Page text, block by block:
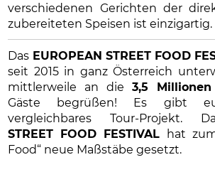
verschiedenen Gerichten der
zubereiteten Speisen ist einzigartig.
Das EUROPEAN STREET FOOD
seit 2015 in ganz Österreich
mittlerweile an die 3,5
Gäste begrüßen! Es gibt
vergleichbares Tour-Projekt.
STREET FOOD FESTIVAL hat
Food“ neue Maßstäbe gesetzt.